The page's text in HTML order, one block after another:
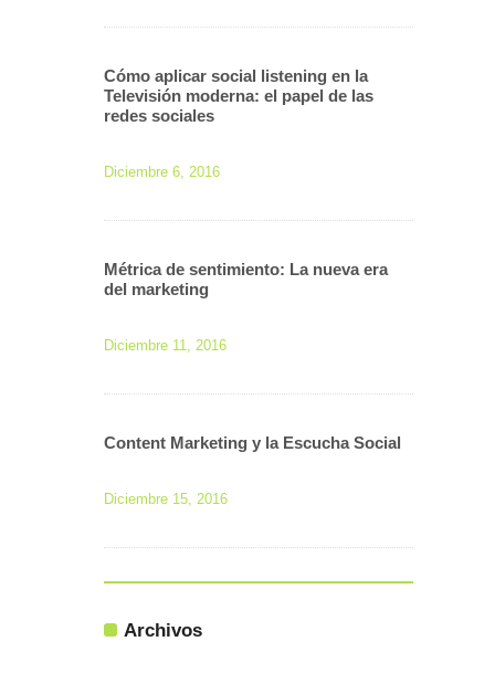
Cómo aplicar social listening en la
Televisión moderna: el papel de las
redes sociales
Diciembre 6, 2016
Métrica de sentimiento: La nueva era
del marketing
Diciembre 11, 2016
Content Marketing y la Escucha Social
Diciembre 15, 2016
Archivos